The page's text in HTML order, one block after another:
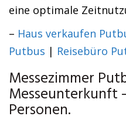
eine optimale
– Haus verkaufen
Putbus | Reisebüro
Messezimmer
Messeunterkunft
Personen.